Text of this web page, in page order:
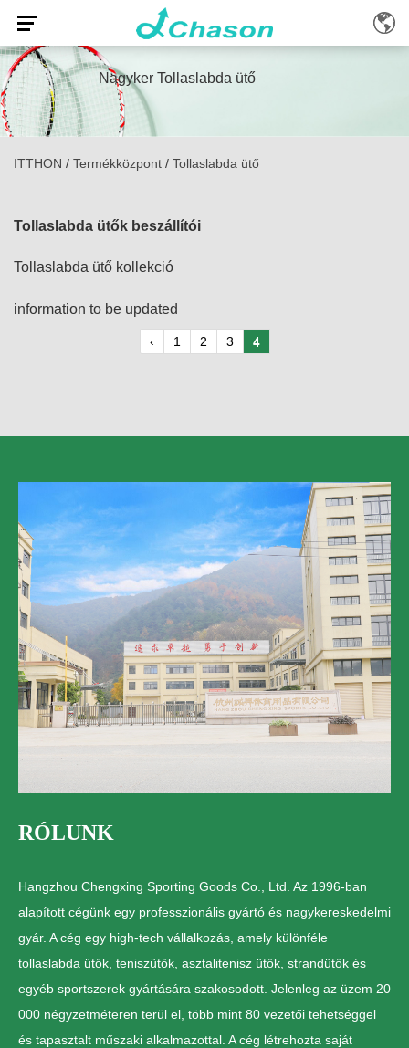
Nagyker Tollaslabda ütő
ITTHON / Termékközpont / Tollaslabda ütő
Tollaslabda ütők beszállítói
Tollaslabda ütő kollekció
information to be updated
‹ 1 2 3 4
RÓLUNK
Hangzhou Chengxing Sporting Goods Co., Ltd. Az 1996-ban
alapított cégünk egy professzionális gyártó és nagykereskedelmi
gyár. A cég egy high-tech vállalkozás, amely különféle
tollaslabda ütők, teniszütők, asztalitenisz ütők, strandütők és
egyéb sportszerek gyártására szakosodott. Jelenleg az üzem 20
000 négyzetméteren terül el, több mint 80 vezetői tehetséggel
és tapasztalt műszaki alkalmazottal. A cég létrehozta saját